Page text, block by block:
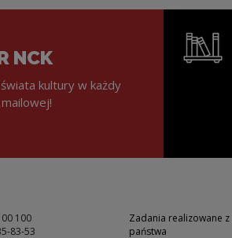
NCK
kultury w każdy
100
83-53
Zadania realizowane
państwa